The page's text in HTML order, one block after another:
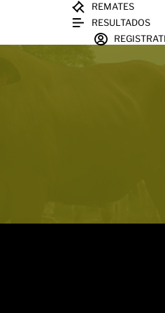
REMATES
RESULTADOS